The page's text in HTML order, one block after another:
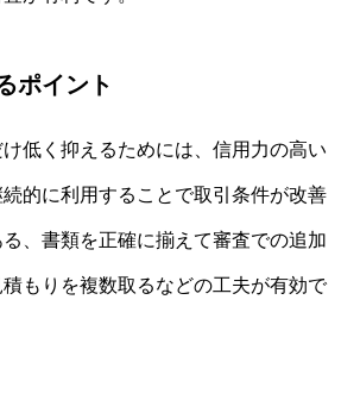
ポイント
低く抑えるためには、信用力の高い
的に利用することで取引条件が改善
、書類を正確に揃えて審査での追加
もりを複数取るなどの工夫が有効で